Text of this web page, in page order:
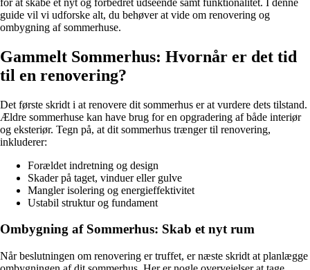
guide vil vi udforske alt, du behøver at vide om renovering og
ombygning af sommerhuse.
Gammelt Sommerhus: Hvornår er det tid
til en renovering?
Det første skridt i at renovere dit sommerhus er at vurdere dets tilstand.
Ældre sommerhuse kan have brug for en opgradering af både interiør
og eksteriør. Tegn på, at dit sommerhus trænger til renovering,
inkluderer:
Forældet indretning og design
Skader på taget, vinduer eller gulve
Mangler isolering og energieffektivitet
Ustabil struktur og fundament
Ombygning af Sommerhus: Skab et nyt rum
Når beslutningen om renovering er truffet, er næste skridt at planlægge